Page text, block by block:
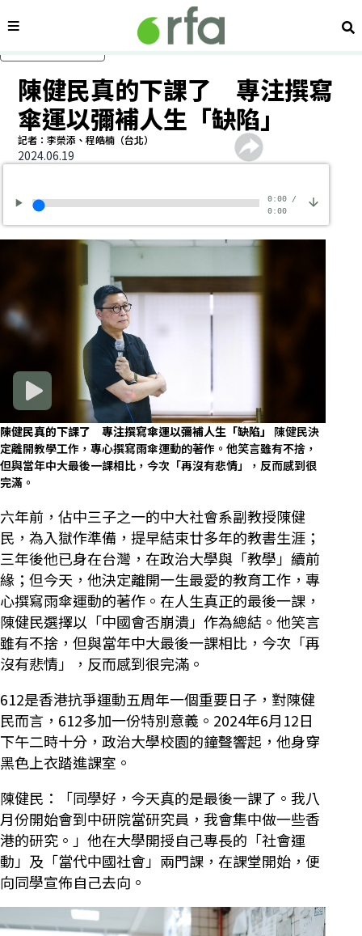
內容分類 搜
陳健民真的下課了 專注撰寫
傘運以彌補人生「缺陷」
記者：李榮添、程皓楠（台北）
2024.06.19
0:00/
0:00
陳健民真的下課了 專注撰寫傘運以彌補人生「缺陷」 陳健民決
定離開教學工作，專心撰寫雨傘運動的著作。他笑言雖有不捨，
但與當年中大最後一課相比，今次「再沒有悲情」，反而感到很
完滿。
六年前，佔中三子之一的中大社會系副教授陳健
民，為入獄作準備，提早結束廿多年的教書生涯；
三年後他已身在台灣，在政治大學與「教學」續前
緣；但今天，他決定離開一生最愛的教育工作，專
心撰寫雨傘運動的著作。在人生真正的最後一課，
陳健民選擇以「中國會否崩潰」作為總結。他笑言
雖有不捨，但與當年中大最後一課相比，今次「再
沒有悲情」，反而感到很完滿。
612是香港抗爭運動五周年一個重要日子，對陳健
民而言，612多加一份特別意義。2024年6月12日
下午二時十分，政治大學校園的鐘聲響起，他身穿
黑色上衣踏進課室。
陳健民：「同學好，今天真的是最後一課了。我八
月份開始會到中研院當研究員，我會集中做一些香
港的研究。」他在大學開授自己專長的「社會運
動」及「當代中國社會」兩門課，在課堂開始，便
向同學宣佈自己去向。